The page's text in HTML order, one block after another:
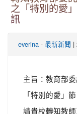
之「特別的愛
訊
everina - 最新新聞 |
主旨：教育部
「特別的愛」
請貴校轉知教